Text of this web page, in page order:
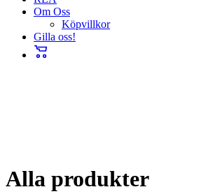
Om Oss
Köpvillkor
Gilla oss!
Alla produkter